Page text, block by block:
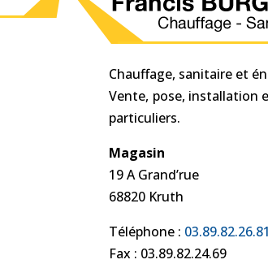
Chauffage, sanitaire et
Vente, pose, installation
particuliers.
Magasin
19 A Grand’rue
68820 Kruth
Téléphone : 03.89.82.26.81
Fax : 03.89.82.24.69